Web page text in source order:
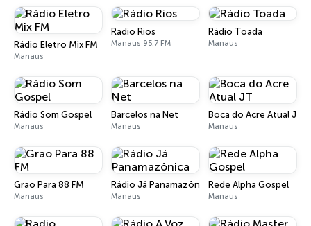
Rádio Eletro Mix FM
Manaus
Rádio Rios
Manaus 95.7 FM
Rádio Toada
Manaus
Rádio Som Gospel
Manaus
Barcelos na Net
Manaus
Boca do Acre Atual JT
Manaus
Grao Para 88 FM
Manaus
Rádio Já Panamazônica
Manaus
Rede Alpha Gospel
Manaus